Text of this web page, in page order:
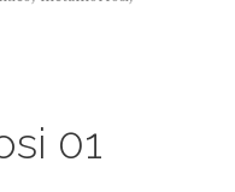
01